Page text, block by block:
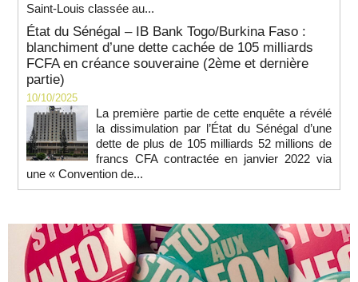
Saint-Louis classée au...
État du Sénégal – IB Bank Togo/Burkina Faso :
blanchiment d’une dette cachée de 105 milliards
FCFA en créance souveraine (2ème et dernière
partie)
10/10/2025
La première partie de cette enquête a révélé
la dissimulation par l’État du Sénégal d’une
dette de plus de 105 milliards 52 millions de
francs CFA contractée en janvier 2022 via
une « Convention de...